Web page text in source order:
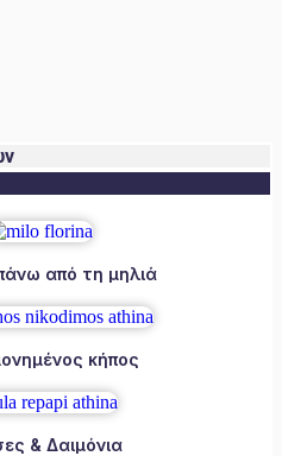
από τη μηλιά
κήπος
& Δαιμόνια